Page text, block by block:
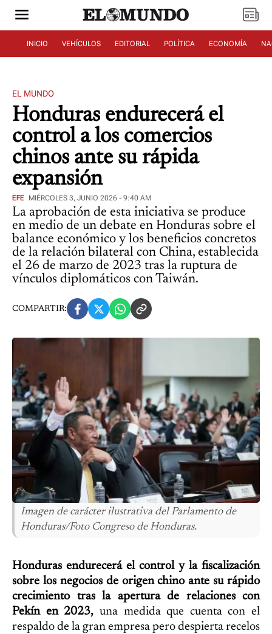
INICIO VEHÍCULOS EDITORIAL POLÍTICA ECONOMÍA
EL MUNDO
Honduras endurecerá el
control a los comercios
chinos ante su rápida
expansión
EFE MIÉRCOLES 3, JUNIO 2026 - 9:40 AM
La aprobación de esta iniciativa se produce
en medio de un debate en Honduras sobre el
balance económico y los beneficios concretos
de la relación bilateral con China, establecida
el 26 de marzo de 2023 tras la ruptura de
vínculos diplomáticos con Taiwán.
COMPARTIR:
Imagen de carácter ilustrativa del Parlamento de
Honduras/Foto Congreso de Honduras.
Honduras endurecerá el control y la fiscalización
sobre los negocios de origen chino ante su rápido
crecimiento tras la apertura de relaciones con
Pekín en 2023, una medida que cuenta con el
respaldo de la gran empresa pero despierta recelos